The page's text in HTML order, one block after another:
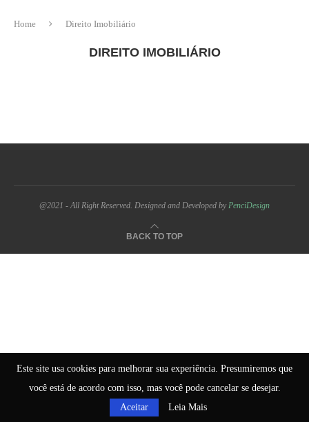
Home Direito Imobiliário
DIREITO IMOBILIÁRIO
@2021 - All Right Reserved. Designed and Developed byPenciDesign
BACK TO TOP
Este site usa cookies para melhorar sua experiência. Presumiremos que
você está de acordo com isso, mas você pode cancelar se desejar.
Aceitar
Leia Mais